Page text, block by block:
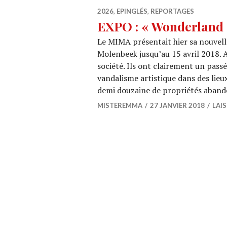
2026, EPINGLÉS, REPORTAGES
EXPO : «
Le MIMA présentait hier sa
Molenbeek jusqu’au 15 avril
société. Ils ont clairement un
vandalisme artistique dans des
demi douzaine de propriétés
MISTEREMMA 27 JANVIER 2018